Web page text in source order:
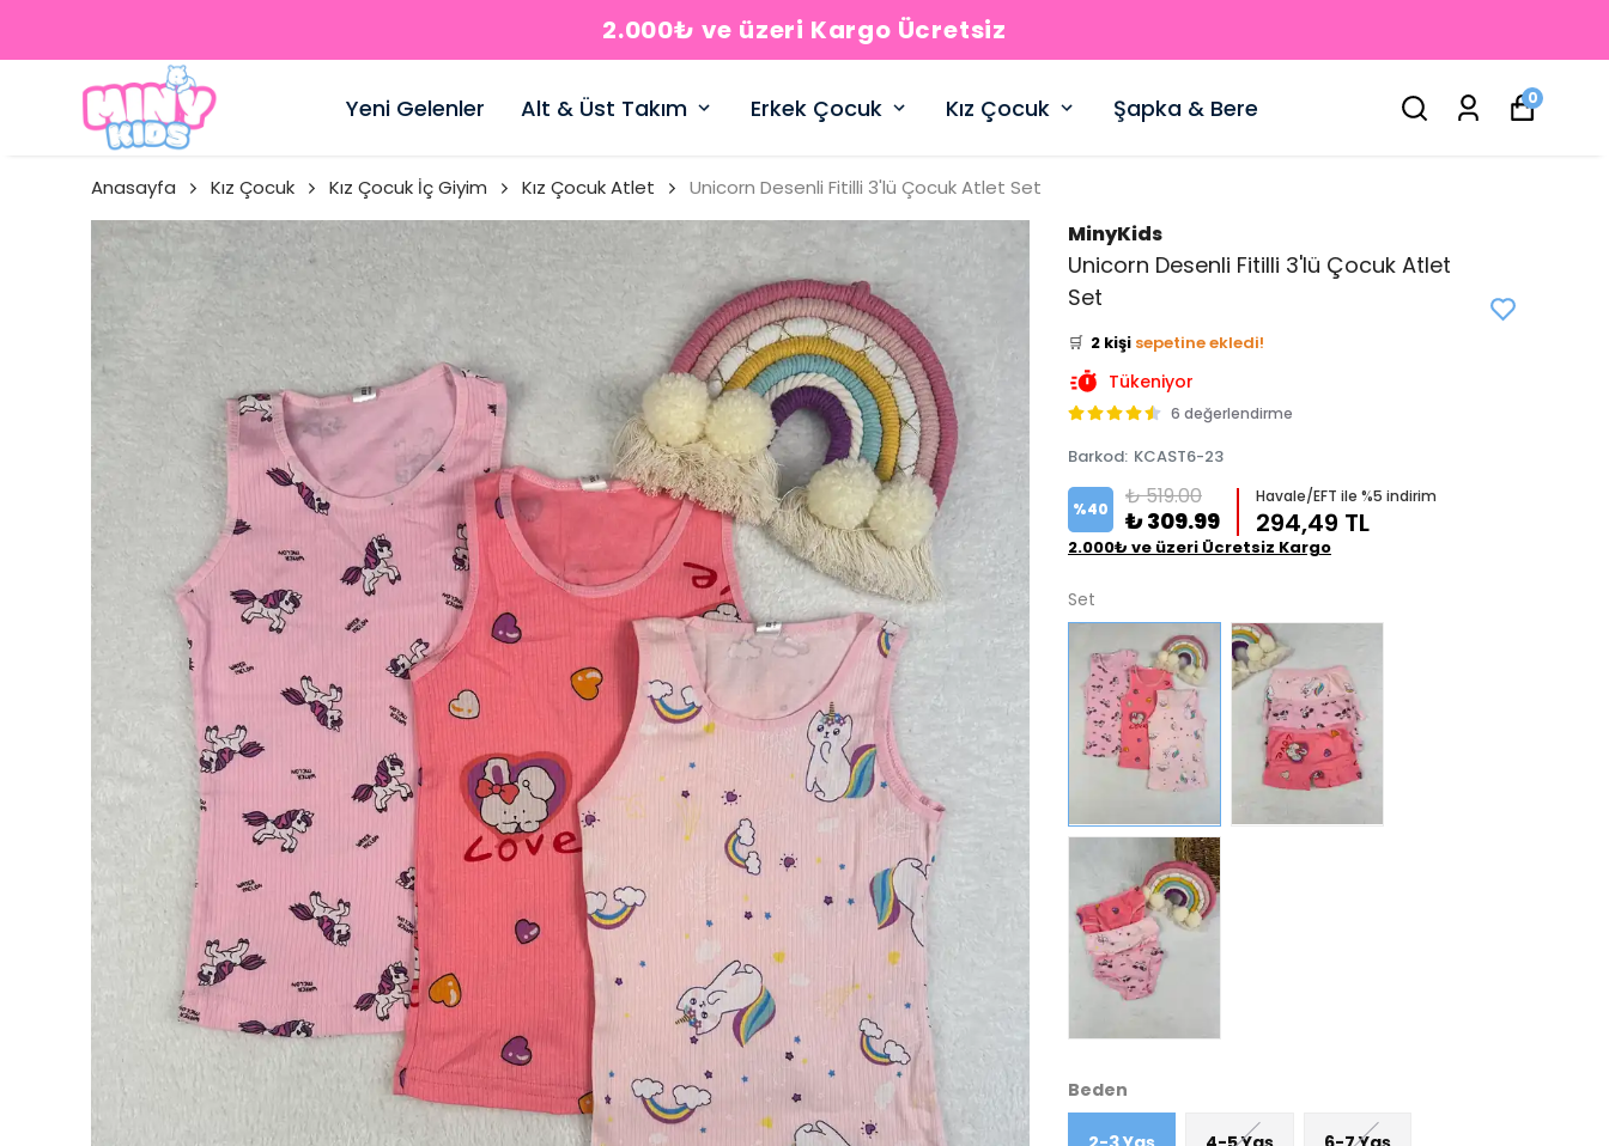
2.000₺ ve üzeri Kargo Ücretsiz
Yeni Gelenler Alt & Üst Takım Erkek Çocuk Kız Çocuk Şapka & Bere 0
Anasayfa Kız Çocuk Kız Çocuk İç Giyim Kız Çocuk Atlet Unicorn Desenli Fitilli 3'lü Çocuk Atlet Set
MinyKids
Unicorn Desenli Fitilli 3'lü Çocuk Atlet
Set
👀 Şu an
🛒 2 kişi sepetine ekledi!
✅ Bugün 1 adet
Tükeniyor
6 değerlendirme
Barkod: KCAST6-23
%40 ₺ 519.00
₺ 309.99
Havale/EFT ile %5 indirim
294,49 TL
2.000₺ ve üzeri Ücretsiz Kargo
Set
Beden